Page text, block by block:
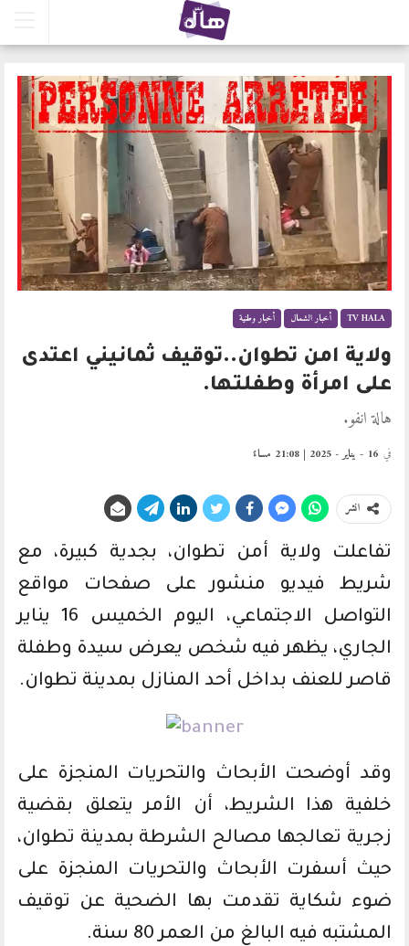
TV HALA أخبار الشمال أخبار وطنية
ولاية امن تطوان..توقيف ثمانيني اعتدى
على امرأة وطفلتها.
هالة انفو.
في 16 - يناير - 2025 | 21:08 مساءً
انشر
تفاعلت ولاية أمن تطوان، بجدية كبيرة، مع
شريط فيديو منشور على صفحات مواقع
التواصل الاجتماعي، اليوم الخميس 16 يناير
الجاري، يظهر فيه شخص يعرض سيدة وطفلة
قاصر للعنف بداخل أحد المنازل بمدينة تطوان.
وقد أوضحت الأبحاث والتحريات المنجزة على
خلفية هذا الشريط، أن الأمر يتعلق بقضية
زجرية تعالجها مصالح الشرطة بمدينة تطوان،
حيث أسفرت الأبحاث والتحريات المنجزة على
ضوء شكاية تقدمت بها الضحية عن توقيف
المشتبه فيه البالغ من العمر 80 سنة.